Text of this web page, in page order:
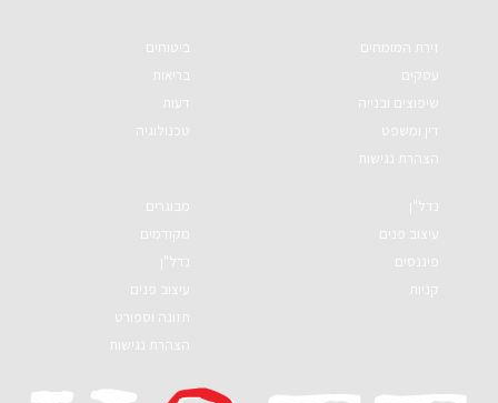
זירת המומחים
עסקים
שיפוצים ובנייה
דין ומשפט
הצהרת נגישות
ביטוחים
בריאות
דעות
טכנולוגיה
נדל"ן
עיצוב פנים
פיננסים
קניות
מבוגרים
מקודמים
נדל"ן
עיצוב פנים
תזונה וספורט
הצהרת נגישות